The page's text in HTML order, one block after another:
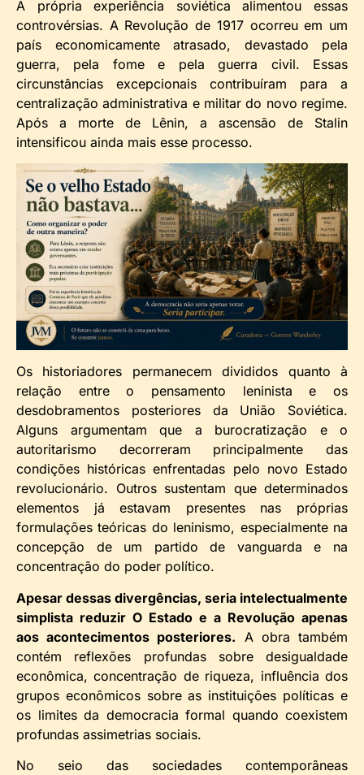
A própria experiência soviética alimentou essas
controvérsias. A Revolução de 1917 ocorreu em um
país economicamente atrasado, devastado pela
guerra, pela fome e pela guerra civil. Essas
circunstâncias excepcionais contribuíram para a
centralização administrativa e militar do novo regime.
Após a morte de Lênin, a ascensão de Stalin
intensificou ainda mais esse processo.
Os historiadores permanecem divididos quanto à
relação entre o pensamento leninista e os
desdobramentos posteriores da União Soviética.
Alguns argumentam que a burocratização e o
autoritarismo decorreram principalmente das
condições históricas enfrentadas pelo novo Estado
revolucionário. Outros sustentam que determinados
elementos já estavam presentes nas próprias
formulações teóricas do leninismo, especialmente na
concepção de um partido de vanguarda e na
concentração do poder político.
Apesar dessas divergências, seria intelectualmente
simplista reduzir O Estado e a Revolução apenas
aos acontecimentos posteriores. A obra também
contém reflexões profundas sobre desigualdade
econômica, concentração de riqueza, influência dos
grupos econômicos sobre as instituições políticas e
os limites da democracia formal quando coexistem
profundas assimetrias sociais.
No seio das sociedades contemporâneas